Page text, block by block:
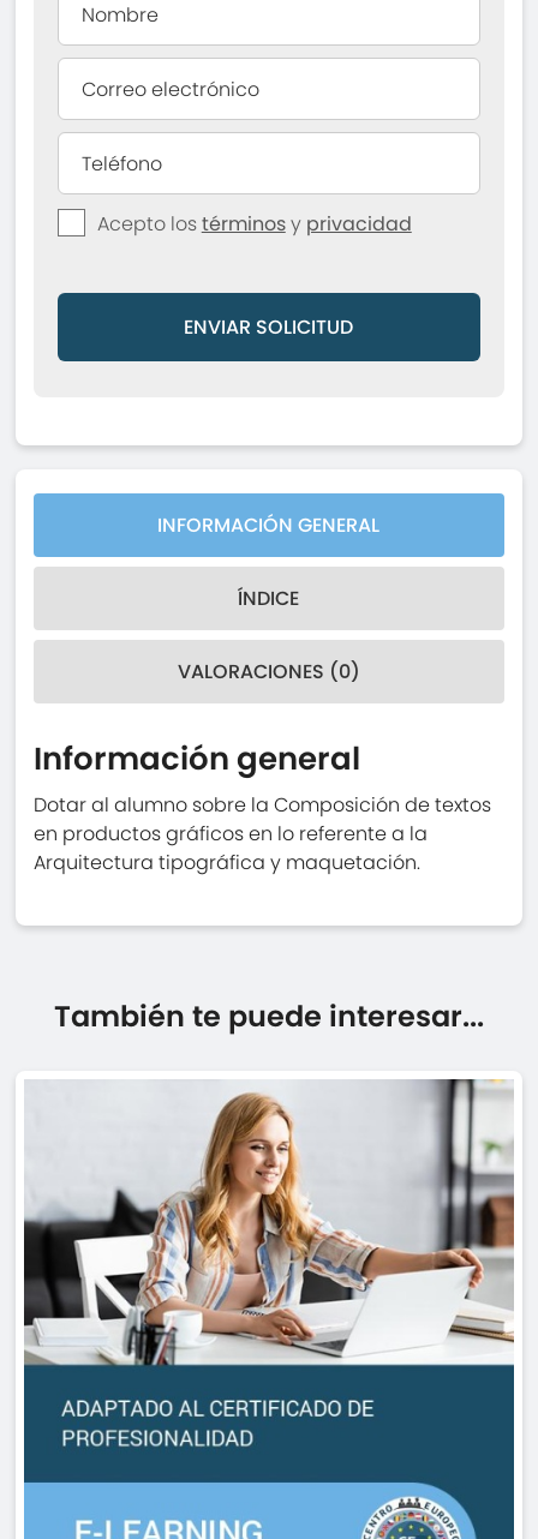
Acepto lostérminosy privacidad
ENVIAR SOLICITUD
INFORMACIÓN GENERAL
ÍNDICE
VALORACIONES (0)
Información general
Dotar al alumno sobre la Composición de textos
en productos gráficos en lo referente a la
Arquitectura tipográfica y maquetación.
También te puede interesar...